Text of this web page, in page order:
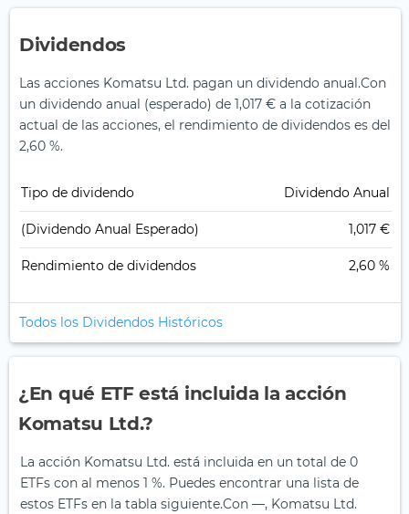
Dividendos
Las acciones Komatsu Ltd. pagan un dividendo anual.Con
un dividendo anual (esperado) de 1,017 € a la cotización
actual de las acciones, el rendimiento de dividendos es del
2,60 %.
Tipo de dividendo Dividendo Anual
(Dividendo Anual Esperado) 1,017 €
Rendimiento de dividendos 2,60 %
Todos los Dividendos Históricos
¿En qué ETF está incluida la acción
Komatsu Ltd.?
La acción Komatsu Ltd. está incluida en un total de 0
ETFs con al menos 1 %. Puedes encontrar una lista de
estos ETFs en la tabla siguiente.Con —, Komatsu Ltd.